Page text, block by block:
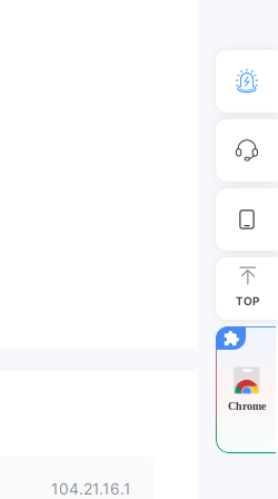
104.21.16.1
TOP
Chrome